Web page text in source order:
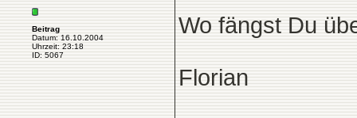
Beitrag
Datum: 16.10.2004
Uhrzeit: 23:18
ID: 5067
Wo fängst Du
Florian